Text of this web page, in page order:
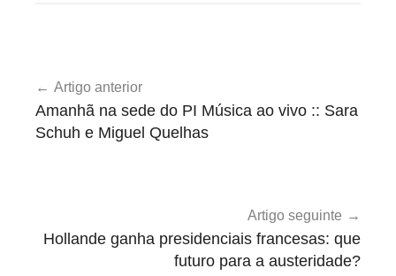
de
artigos
Artigo anterior
Amanhã na sede do PI Música ao vivo :: Sara
Schuh e Miguel Quelhas
Artigo seguinte
Hollande ganha presidenciais francesas: que
futuro para a austeridade?